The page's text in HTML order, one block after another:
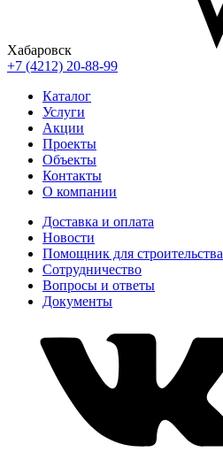
Хабаровск
+7 (4212) 20-88-99
Каталог
Услуги
Акции
Проекты
Объекты
Контакты
О компании
Доставка и оплата
Новости
Помощник для строительства
Сотрудничество
Вопросы и ответы
Документы